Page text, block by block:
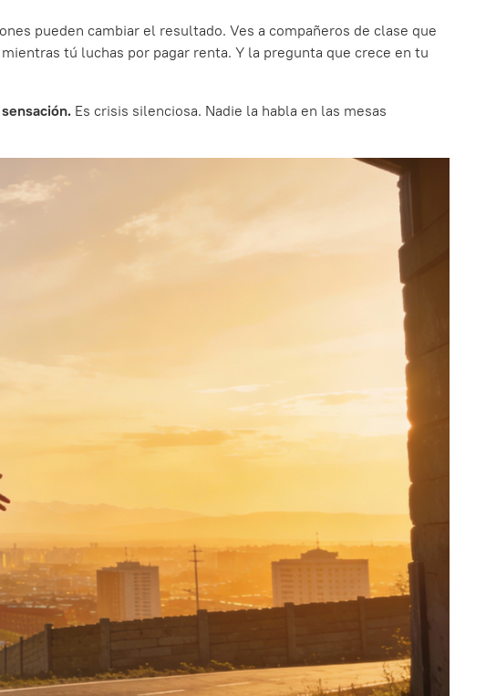
pueden cambiar el resultado. Ves a compañeros de clase que
tú luchas por pagar renta. Y la pregunta que crece en tu
Es crisis silenciosa. Nadie la habla en las mesas